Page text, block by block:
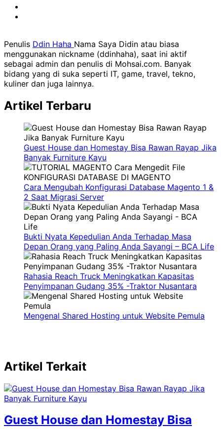
Penulis Ddin Haha Nama Saya Didin atau biasa
menggunakan nickname (ddinhaha), saat ini aktif
sebagai admin dan penulis di Mohsai.com. Banyak
bidang yang di suka seperti IT, game, travel, tekno,
kuliner dan juga lainnya.
Artikel Terbaru
Guest House dan Homestay Bisa Rawan Rayap Jika
Banyak Furniture Kayu
Cara Mengubah Konfigurasi Database Magento 1 &
2 Saat Migrasi Server
Bukti Nyata Kepedulian Anda Terhadap Masa
Depan Orang yang Paling Anda Sayangi – BCA Life
Rahasia Reach Truck Meningkatkan Kapasitas
Penyimpanan Gudang 35% -Traktor Nusantara
Mengenal Shared Hosting untuk Website Pemula
Artikel Terkait
Guest House dan Homestay Bisa